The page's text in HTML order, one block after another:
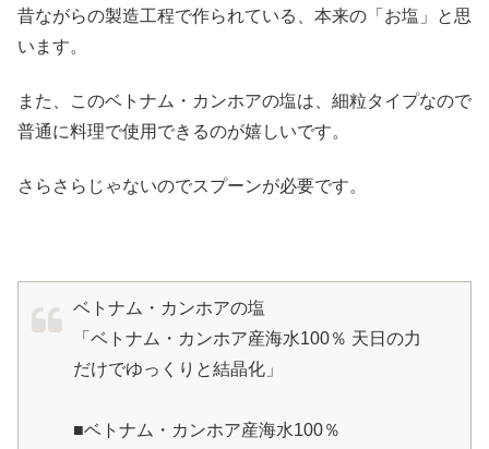
昔ながらの製造工程で作られている、本来の「お塩」と思
います。
また、このベトナム・カンホアの塩は、細粒タイプなので
普通に料理で使用できるのが嬉しいです。
さらさらじゃないのでスプーンが必要です。
ベトナム・カンホアの塩
「ベトナム・カンホア産海水100％ 天日の力
だけでゆっくりと結晶化」
■ベトナム・カンホア産海水100％